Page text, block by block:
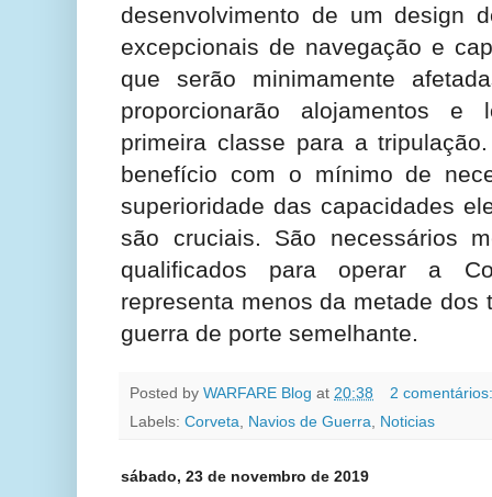
desenvolvimento de um design
excepcionais de navegação e
que serão minimamente
proporcionarão alojamentos
primeira classe para a
benefício com o mínimo de
superioridade das capacidades
são cruciais. São necessários
qualificados para operar a
representa menos da metade dos
guerra de porte semelhante.
Posted by WARFARE Blog at 20:38
2
Labels: Corveta, Navios de Guerra, Noticias
sábado, 23 de novembro de 2019